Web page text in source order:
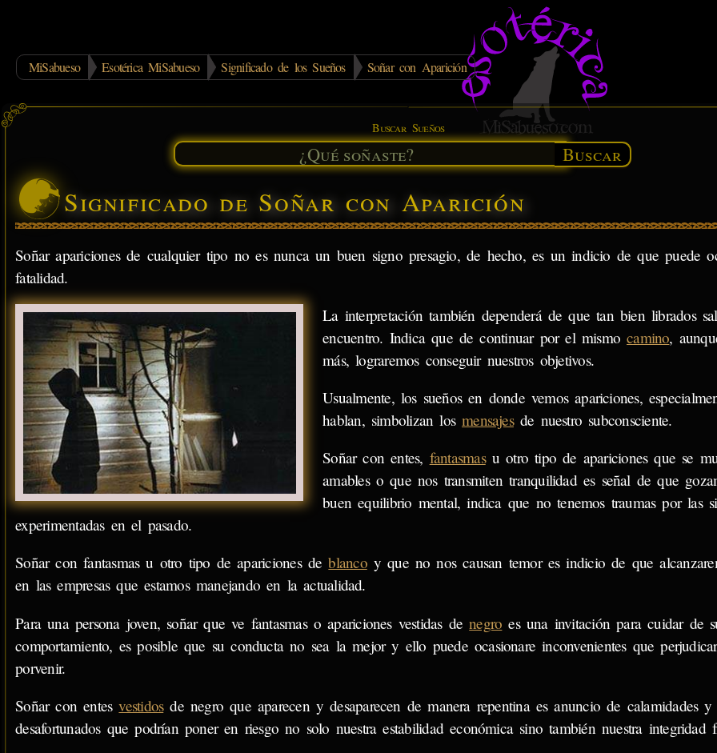
MiSabueso Esotérica MiSabueso Significado de los Sueños Soñar con Aparición
Buscar Sueños
Buscar
Significado de Soñar con Aparición
Soñar apariciones de cualquier tipo no es nunca un buen signo presagio, de hecho, es un indicio de que puede
fatalidad.
La interpretación también dependerá de que tan bien librados
encuentro. Indica que de continuar por el mismocamino,
más, lograremos conseguir nuestros objetivos.
Usualmente, los sueños en donde vemos apariciones,
hablan, simbolizan losmensajesde nuestro subconsciente.
Soñar con entes, fantasmasu otro tipo de apariciones que se
amables o que nos transmiten tranquilidad es señal de que
buen equilibrio mental, indica que no tenemos traumas por las
experimentadas en el pasado.
Soñar con fantasmas u otro tipo de apariciones deblancoy que no nos causan temor es indicio de que
en las empresas que estamos manejando en la actualidad.
Para una persona joven, soñar que ve fantasmas o apariciones vestidas denegro es una invitación para cuidar de
comportamiento, es posible que su conducta no sea la mejor y ello puede ocasionare inconvenientes que
porvenir.
Soñar con entesvestidosde negro que aparecen y desaparecen de manera repentina es anuncio de calamidades y
desafortunados que podrían poner en riesgo no solo nuestra estabilidad económica sino también nuestra integridad